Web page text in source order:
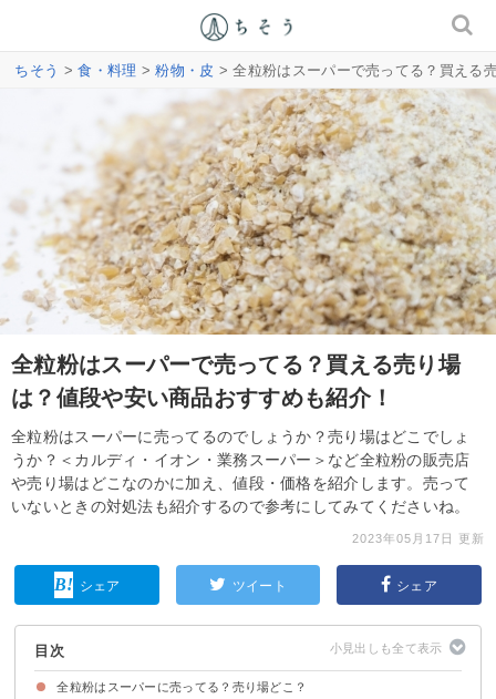
ちそう >食・料理 >粉物・皮 > 全粒粉はスーパーで売ってる？買える
全粒粉はスーパーで売ってる？買える売り場
は？値段や安い商品おすすめも紹介！
全粒粉はスーパーに売ってるのでしょうか？売り場はどこでしょ
うか？＜カルディ・イオン・業務スーパー＞など全粒粉の販売店
や売り場はどこなのかに加え、値段・価格を紹介します。売って
いないときの対処法も紹介するので参考にしてみてくださいね。
2023年05月17日 更新
シェア ツイート シェア
目次
全粒粉はスーパーに売ってる？売り場どこ？